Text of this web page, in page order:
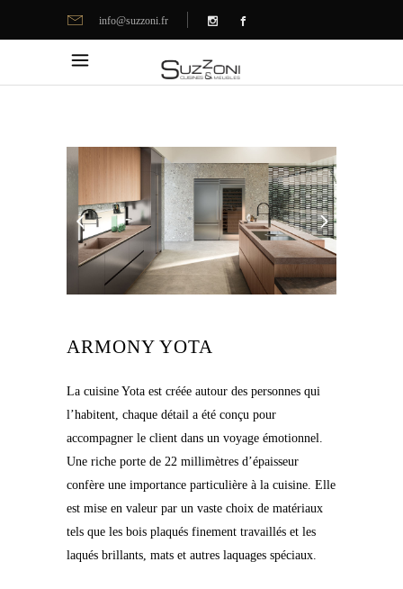
info@suzzoni.fr
ARMONY YOTA
La cuisine Yota est créée autour des personnes qui
l’habitent, chaque détail a été conçu pour
accompagner le client dans un voyage émotionnel.
Une riche porte de 22 millimètres d’épaisseur
confère une importance particulière à la cuisine. Elle
est mise en valeur par un vaste choix de matériaux
tels que les bois plaqués finement travaillés et les
laqués brillants, mats et autres laquages spéciaux.